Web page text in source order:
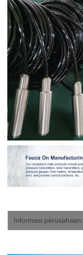
Informasi perusahaan: